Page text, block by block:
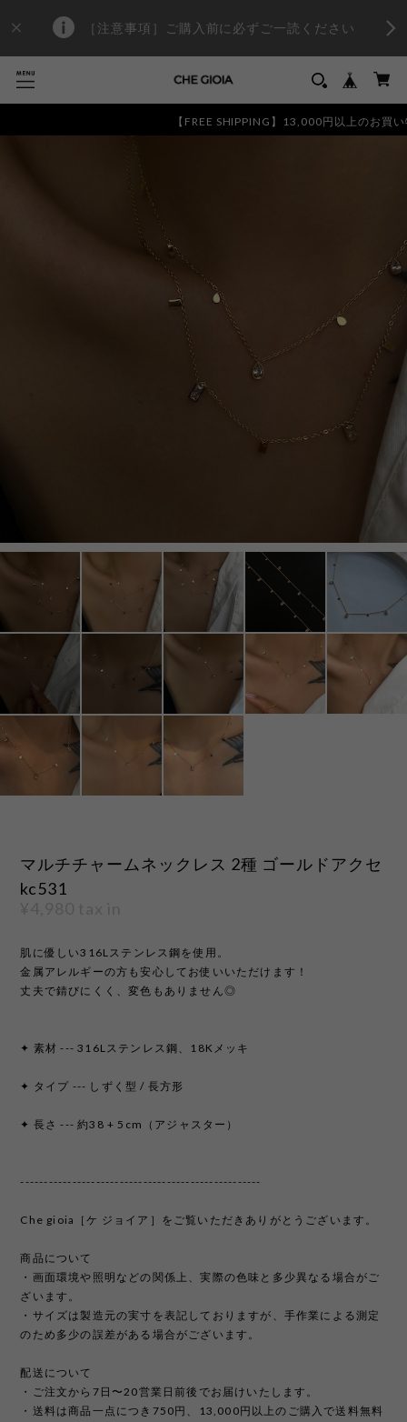
［注意事項］ご購入前に必ずご一読ください
【FREE SHIPPING】13,000円以上のお買い物
マルチチャームネックレス 2種 ゴールドアクセ
kc531
肌に優しい316Lステンレス鋼を使用。
金属アレルギーの方も安心してお使いいただけます！
丈夫で錆びにくく、変色もありません◎
✦ 素材 --- 316Lステンレス鋼、18Kメッキ
✦ タイプ --- しずく型 / 長方形
✦ 長さ --- 約38 + 5cm（アジャスター）
---------------------------------------------------
Che gioia［ケ ジョイア］をご覧いただきありがとうございます。
商品について
・画面環境や照明などの関係上、実際の色味と多少異なる場合がご
ざいます。
・サイズは製造元の実寸を表記しておりますが、手作業による測定
のため多少の誤差がある場合がございます。
配送について
・ご注文から7日〜20営業日前後でお届けいたします。
・送料は商品一点につき750円、13,000円以上のご購入で送料無料